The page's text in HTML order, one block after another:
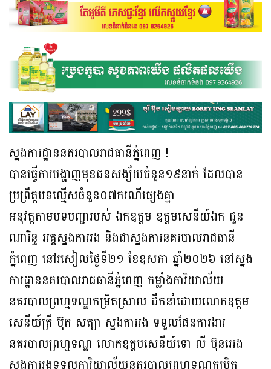
ស្នងការដ្ឋាននគរបាលរាជធានីភ្នំពេញ !
បានធ្វើការបង្ហាញមុខជនសង្ស័យចំនួន១៩នាក់ ដែលបាន
ប្រព្រឹត្តបទល្មើសចំនួន០៧ករណីផ្សេងគ្នា
អនុវត្តតាមបទបញ្ជារបស់ ឯកឧត្តម ឧត្តមសេនីយ៍ឯក ជួន
ណារិន្ទ អគ្គស្នងការរង និងជាស្នងការនគរបាលរាជធានី
ភ្នំពេញ នៅរសៀលថ្ងៃទី២១ ខែឧសភា ឆ្នាំ២០២៦ នៅស្នង
ការដ្ឋាននគរបាលរាជធានីភ្នំពេញ កម្លាំងការិយាល័យ
នគរបាលព្រហ្មទណ្ឌកម្រិតស្រាល ដឹកនាំដោយលោកឧត្តម
សេនីយ៍ត្រី ប៊ុត សត្យា ស្នងការរង ទទួលផែនការងារ
នគរបាលព្រហ្មទណ្ឌ លោកឧត្តមសេនីយ៍ទោ លី ប៊ុនអេង